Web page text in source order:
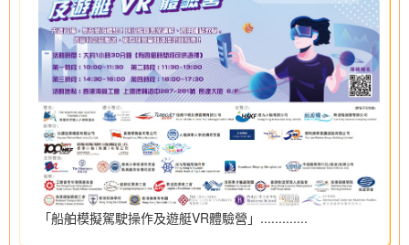
「船舶模擬駕駛操作及遊艇VR體驗營」.............